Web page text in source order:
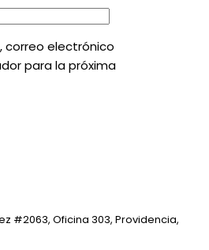
correo electrónico
para la próxima
#2063, Oficina 303, Providencia,